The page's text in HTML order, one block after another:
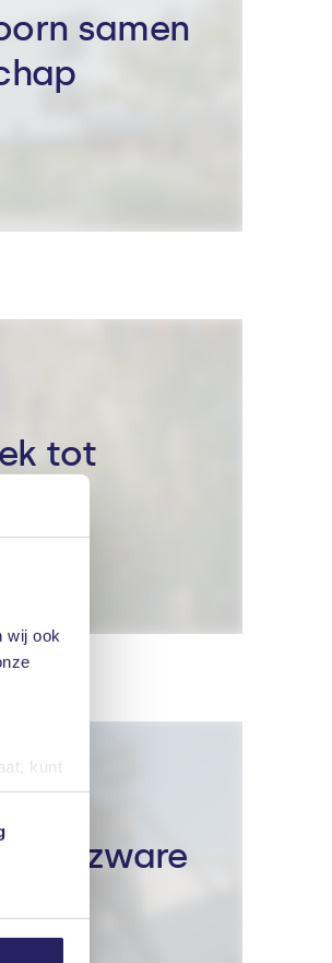
wij ook
kunt
kunt
samen
tot
met zware